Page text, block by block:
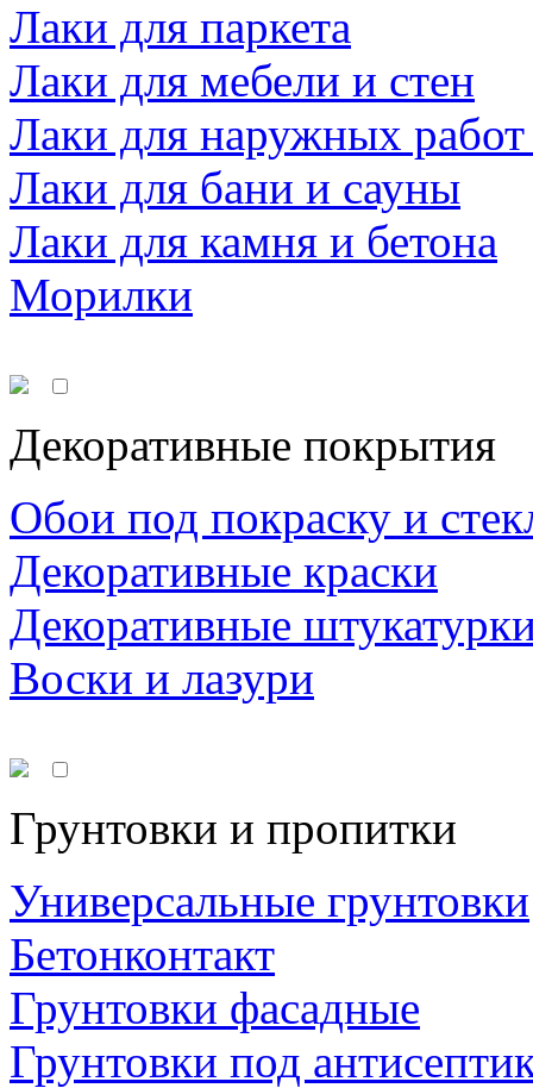
Лаки для паркета
Лаки для мебели и стен
Лаки для наружных
Лаки для бани и сауны
Лаки для камня и бетона
Морилки
Декоративные покрытия
Обои под покраску и
Декоративные краски
Декоративные
Воски и лазури
Грунтовки и пропитки
Универсальные грунтовки
Бетонконтакт
Грунтовки фасадные
Грунтовки под